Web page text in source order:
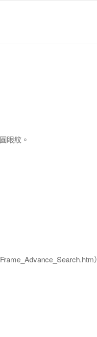
眼紋。
）